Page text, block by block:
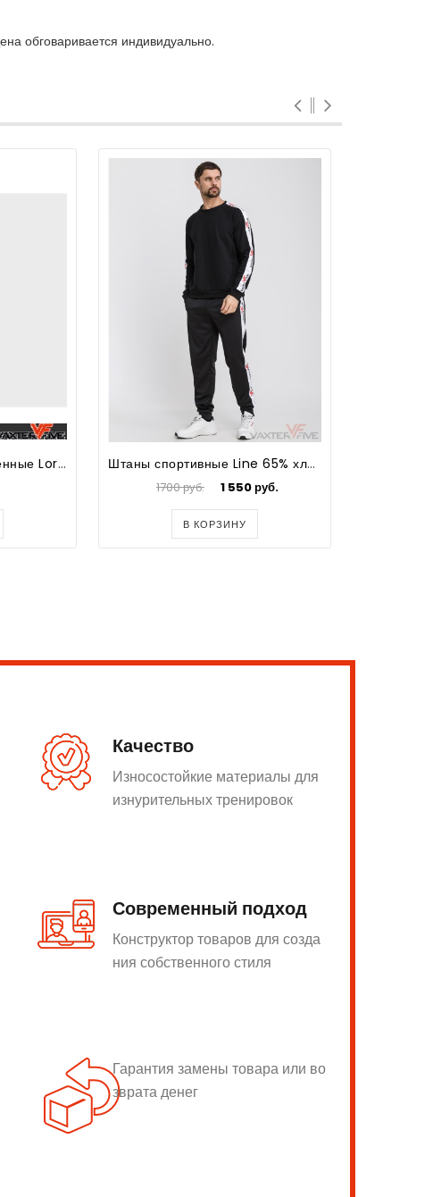
обговаривается индивидуально.
Штаны унисекс укороченные Lord-Джентльмен Штаны спортивные Line 65% хлопок, 35% ПЭ
1700 руб. 1 550 руб.
В КОРЗИНУ
Качество
Износостойкие материалы для
изнурительных тренировок
Современный подход
Конструктор товаров для созда
ния собственного стиля
Гарантия замены товара или во
зврата денег